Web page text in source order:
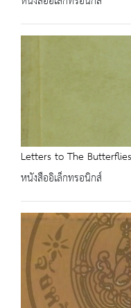
Letters to The
หนังสืออิเล็กทรอนิกส์